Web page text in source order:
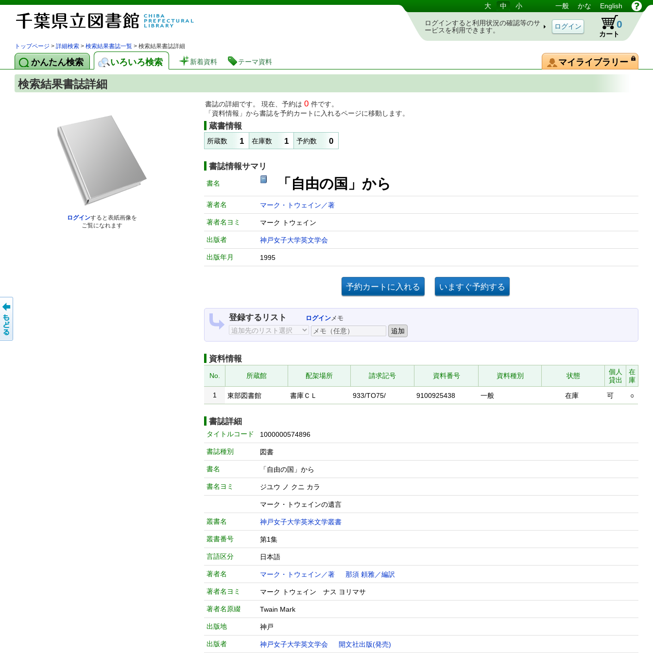
図書館 蔵書検索・予約システム 大 中 小 一般 かな English
ログインすると利用状況の確認等のサ
ービスを利用できます。
カート
0
トップページ > 詳細検索 > 検索結果書誌一覧 > 検索結果書誌詳細
かんたん検索 いろいろ検索 新着資料 テーマ資料 マイライブラリー
検索結果書誌詳細
ログインすると表紙画像を
ご覧になれます
書誌の詳細です。 現在、予約は 0 件です。
「資料情報」から書誌を予約カートに入れるページに移動します。
蔵書情報
所蔵数 1 在庫数 1 予約数 0
書誌情報サマリ
書名 「自由の国」から
著者名 マーク・トウェイン／著
著者名ヨミ マーク トウェイン
出版者 神戸女子大学英文学会
出版年月 1995
登録するリスト ログインメモ
資料情報
No. 所蔵館 配架場所 請求記号 資料番号 資料種別 状態
個人
貸出
在
庫
1
東部図書館 書庫ＣＬ 933/TO75/ 9100925438 一般 在庫 可 ○
書誌詳細
タイトルコード 1000000574896
書誌種別 図書
書名 「自由の国」から
書名ヨミ ジユウ ノ クニ カラ
マーク・トウェインの遺言
叢書名 神戸女子大学英米文学叢書
叢書番号 第1集
言語区分 日本語
著者名 マーク・トウェイン／著 那須 頼雅／編訳
著者名ヨミ マーク トウェイン ナス ヨリマサ
著者名原綴 Twain Mark
出版地 神戸
出版者 神戸女子大学英文学会 開文社出版(発売)